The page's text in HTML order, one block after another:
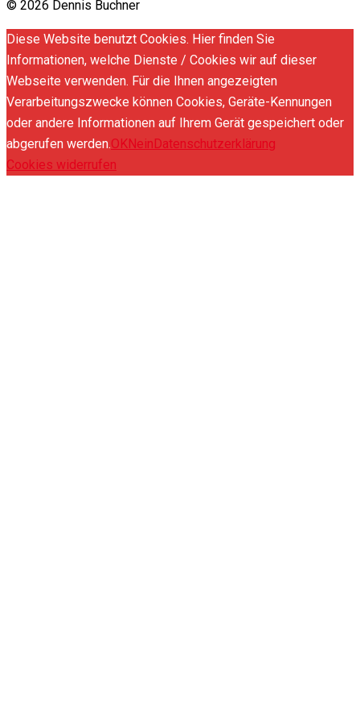
© 2026 Dennis Buchner
Diese Website benutzt Cookies. Hier finden Sie
Informationen, welche Dienste / Cookies wir auf dieser
Webseite verwenden. Für die Ihnen angezeigten
Verarbeitungszwecke können Cookies, Geräte-Kennungen
oder andere Informationen auf Ihrem Gerät gespeichert oder
abgerufen werden.OKNeinDatenschutzerklärung
Cookies widerrufen